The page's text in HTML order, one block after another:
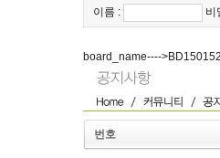
이름 : 비
board_name----
번호